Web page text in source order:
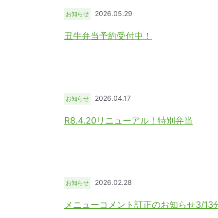
お知らせ 2026.05.29
丑牛弁当予約受付中！
お知らせ 2026.04.17
R8.4.20リニューアル！特別弁当
お知らせ 2026.02.28
メニューコメント訂正のお知らせ3/13